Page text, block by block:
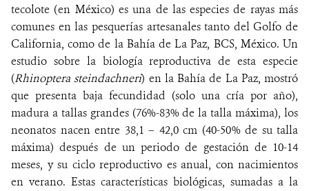
ALIADOS Y ALIANZAS
COBERTURA EN MEDIOS DE COMUNICACIÓN
INFORME ANUAL WCS
MECANISMO DE ATENCIÓN DE QUEJAS Y RECLAMOS
DONA
tecolote (en México) es una de las especies de rayas más
comunes en las pesquerías artesanales tanto del Golfo de
California, como de la Bahía de La Paz, BCS, México. Un
estudio sobre la biología reproductiva de esta especie
(Rhinoptera steindachneri) en la Bahía de La Paz, mostró
que presenta baja fecundidad (solo una cría por año),
madura a tallas grandes (76%-83% de la talla máxima), los
neonatos nacen entre 38,1 – 42,0 cm (40-50% de su talla
máxima) después de un periodo de gestación de 10-14
meses, y su ciclo reproductivo es anual, con nacimientos
en verano. Estas características biológicas, sumadas a la